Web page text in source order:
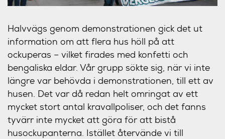
Halvvägs genom demonstrationen gick det ut
information om att flera hus höll på att
ockuperas – vilket firades med konfetti och
bengaliska eldar. Vår grupp sökte sig, när vi inte
längre var behövda i demonstrationen, till ett av
husen. Det var då redan helt omringat av ett
mycket stort antal kravallpoliser, och det fanns
tyvärr inte mycket att göra för att bistå
husockupanterna. Istället återvände vi till